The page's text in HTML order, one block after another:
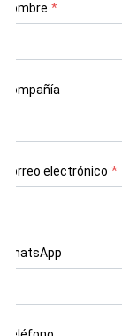
Nombre *
Compañía
Correo electrónico *
WhatsApp